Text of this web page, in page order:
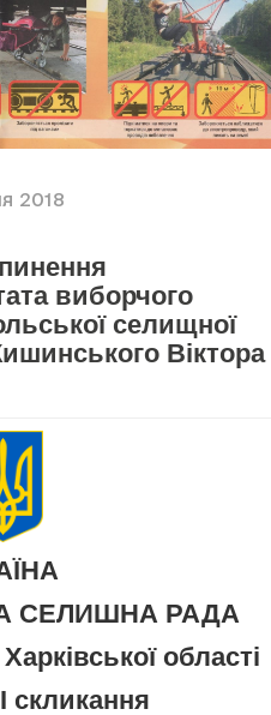
2018
виборчого
селищної
Віктора
СЕЛИШНА РАДА
області
скликання